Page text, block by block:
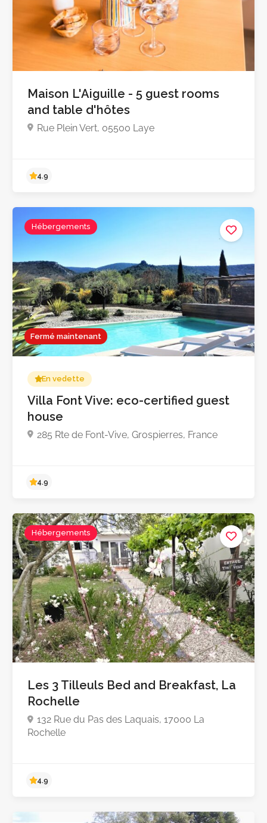
Maison L'Aiguille - 5 guest rooms
and table d'hôtes
Rue Plein Vert, 05500 Laye
Fermé maintenant
Hébergements
En vedette
Villa Font Vive: eco-certified guest
house
285 Rte de Font-Vive, Grospierres, France
Hébergements
Les 3 Tilleuls Bed and Breakfast, La
Rochelle
132 Rue du Pas des Laquais, 17000 La
Rochelle